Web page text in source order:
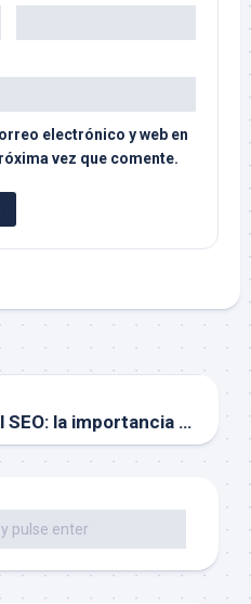
electrónico y web en
vez que comente.
Tabla Periódica del SEO: la importancia del contenido